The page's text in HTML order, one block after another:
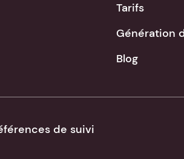
Tarifs
Génération
Blog
de suivi